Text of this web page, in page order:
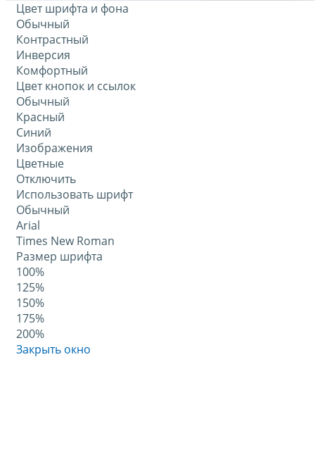
Цвет шрифта и фона
Обычный
Контрастный
Инверсия
Комфортный
Цвет кнопок и ссылок
Обычный
Красный
Синий
Изображения
Цветные
Отключить
Использовать шрифт
Обычный
Arial
Times New Roman
Размер шрифта
100%
125%
150%
175%
200%
Закрыть окно